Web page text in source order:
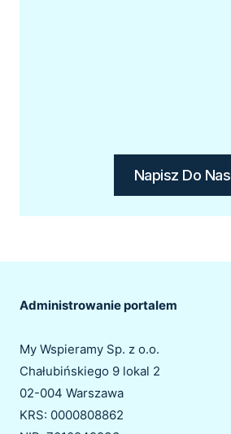
Napisz Do Nas
Administrowanie portalem
My Wspieramy Sp. z o.o.
Chałubińskiego 9 lokal 2
02-004 Warszawa
KRS: 0000808862